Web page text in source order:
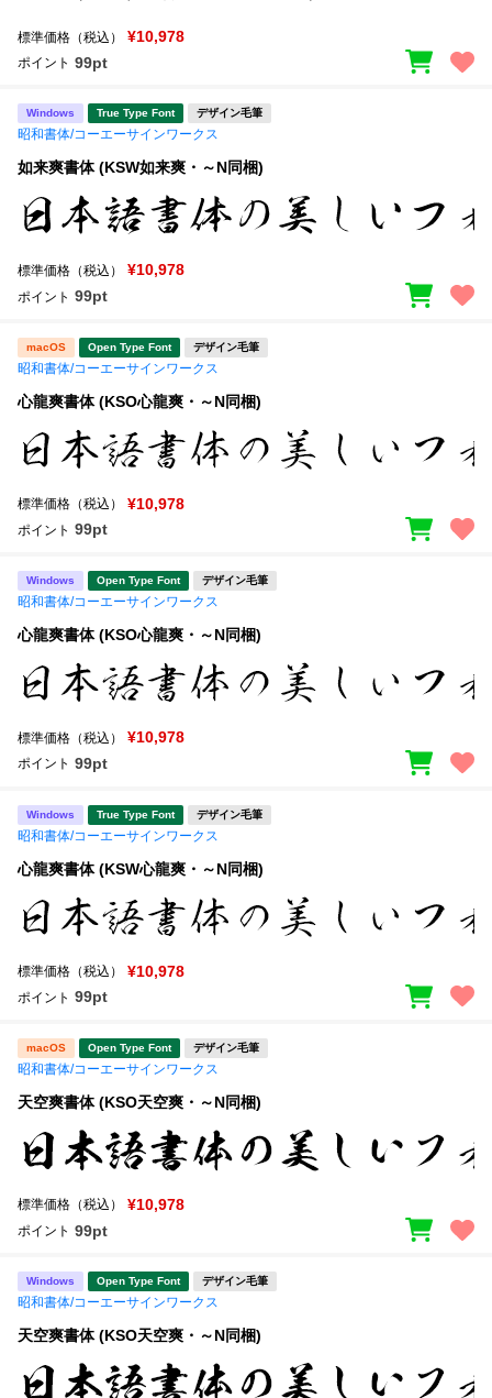
標準価格（税込） ¥10,978
ポイント 99pt
Windows True Type Font デザイン毛筆
昭和書体/コーエーサインワークス
如来爽書体 (KSW如来爽・～N同梱)
標準価格（税込） ¥10,978
ポイント 99pt
macOS Open Type Font デザイン毛筆
昭和書体/コーエーサインワークス
心龍爽書体 (KSO心龍爽・～N同梱)
標準価格（税込） ¥10,978
ポイント 99pt
Windows Open Type Font デザイン毛筆
昭和書体/コーエーサインワークス
心龍爽書体 (KSO心龍爽・～N同梱)
標準価格（税込） ¥10,978
ポイント 99pt
Windows True Type Font デザイン毛筆
昭和書体/コーエーサインワークス
心龍爽書体 (KSW心龍爽・～N同梱)
標準価格（税込） ¥10,978
ポイント 99pt
macOS Open Type Font デザイン毛筆
昭和書体/コーエーサインワークス
天空爽書体 (KSO天空爽・～N同梱)
標準価格（税込） ¥10,978
ポイント 99pt
Windows Open Type Font デザイン毛筆
昭和書体/コーエーサインワークス
天空爽書体 (KSO天空爽・～N同梱)